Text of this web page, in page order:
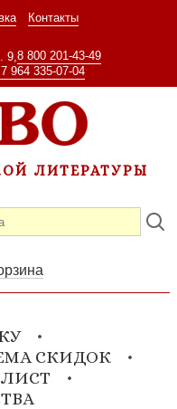
Контакты
9, 8 800 201-43-49
964 335-07-04
ЛИТЕРАТУРЫ
СКИДОК